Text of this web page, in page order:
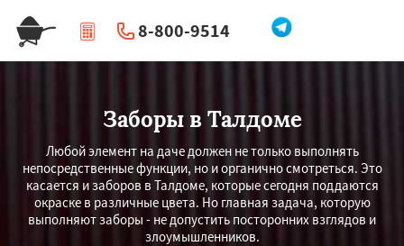
8-800-9514
| Перезвоните мне
Заборы в Талдоме
Любой элемент на даче должен не только выполнять
непосредственные функции, но и органично смотреться. Это
касается и заборов в Талдоме, которые сегодня поддаются
окраске в различные цвета. Но главная задача, которую
выполняют заборы - не допустить посторонних взглядов и
злоумышленников.